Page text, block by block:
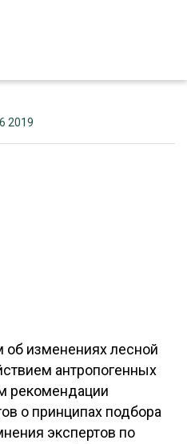
2019
изменениях лесной
антропогенных
рекомендации
о принципах подбора
экспертов по